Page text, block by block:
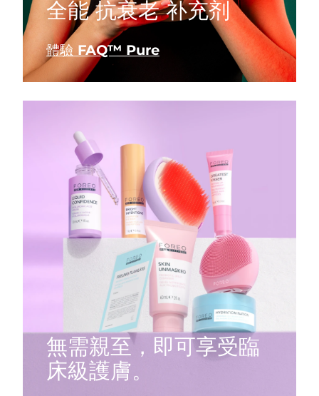
全能 抗衰老 补充剂
體驗 FAQ™ Pure
無需親至，即可享受臨
床級護膚。